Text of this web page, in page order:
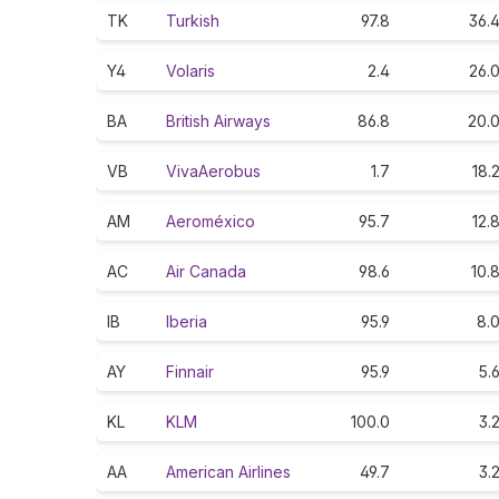
TK Turkish 97.8 36.4
Y4 Volaris 2.4 26.0
BA British Airways 86.8 20.0
VB VivaAerobus 1.7 18.2
AM Aeroméxico 95.7 12.8
AC Air Canada 98.6 10.8
IB Iberia 95.9 8.0
AY Finnair 95.9 5.6
KL KLM 100.0 3.2
AA American Airlines 49.7 3.2